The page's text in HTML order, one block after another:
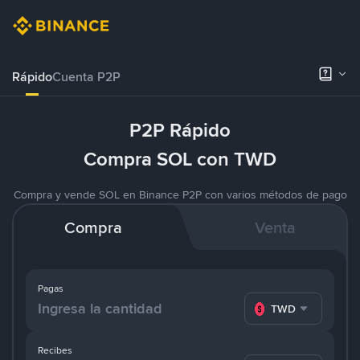
RápidoCuenta P2P
P2P Rápido
Compra SOL con TWD
Compra y vende SOL en Binance P2P con varios métodos de pago
Compra Venta
Pagas
TWD
Recibes